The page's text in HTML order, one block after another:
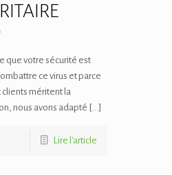
que votre sécurité est
ce virus et parce
clients méritent la
nous avons adapté […]
Lire l'article